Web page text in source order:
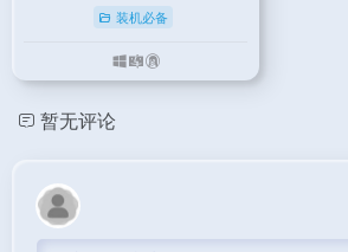
装机必备
暂无评论